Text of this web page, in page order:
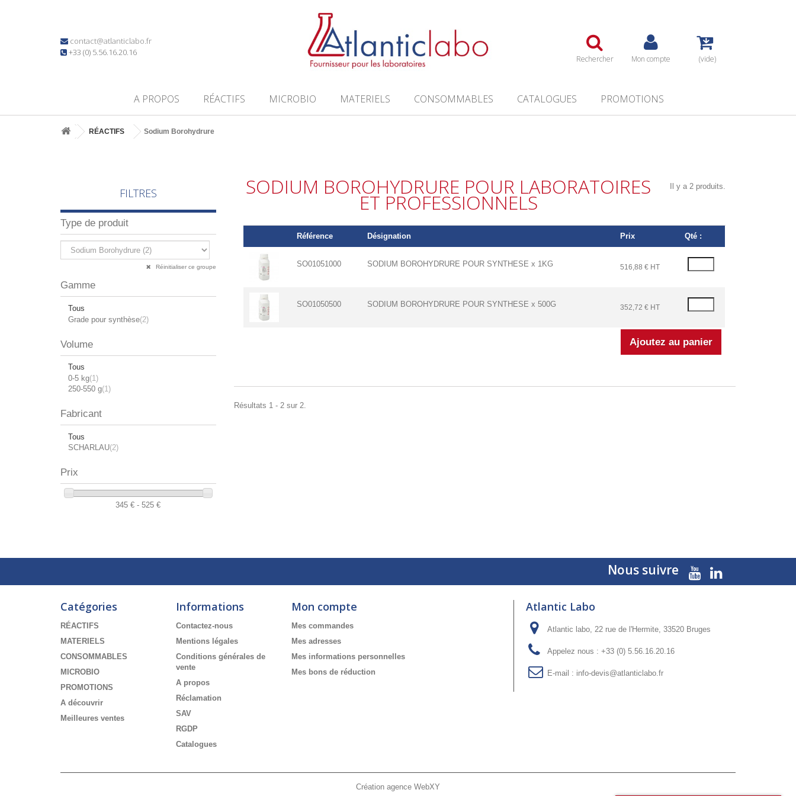
contact@atlanticlabo.fr
+33 (0) 5.56.16.20.16
Rechercher Mon compte (vide)
A PROPOS RÉACTIFS MICROBIO MATERIELS CONSOMMABLES CATALOGUES PROMOTIONS
RÉACTIFS Sodium Borohydrure
FILTRES
Type de produit
Réinitialiser ce groupe
Gamme
Tous
Grade pour synthèse(2)
Volume
Tous
0-5 kg(1)
250-550 g(1)
Fabricant
Tous
SCHARLAU(2)
Prix
345 € - 525 €
SODIUM BOROHYDRURE POUR LABORATOIRES
ET PROFESSIONNELS
Il y a 2 produits.
Référence Désignation Prix Qté :
SO01051000 SODIUM BOROHYDRURE POUR SYNTHESE x 1KG 516,88 € HT
SO01050500 SODIUM BOROHYDRURE POUR SYNTHESE x 500G 352,72 € HT
Résultats 1 - 2 sur 2.
Nous suivre
Catégories
RÉACTIFS
MATERIELS
CONSOMMABLES
MICROBIO
PROMOTIONS
A découvrir
Meilleures ventes
Informations
Contactez-nous
Mentions légales
Conditions générales de
vente
A propos
Réclamation
SAV
RGDP
Catalogues
Création agence WebXY
Mon compte
Mes commandes
Mes adresses
Mes informations personnelles
Mes bons de réduction
Atlantic Labo
Atlantic labo, 22 rue de l'Hermite, 33520 Bruges
Appelez nous : +33 (0) 5.56.16.20.16
E-mail : info-devis@atlanticlabo.fr